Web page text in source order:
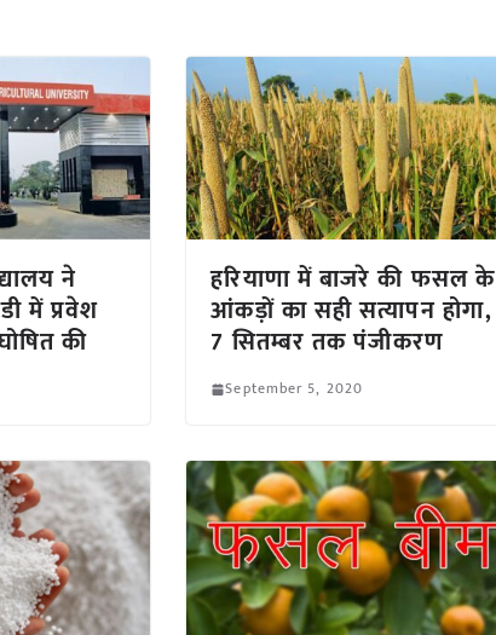
ने
में प्रवेश
की
हरियाणा में बाजरे की फसल के
आंकड़ों का सही सत्यापन होगा,
7 सितम्बर तक पंजीकरण
September 5, 2020